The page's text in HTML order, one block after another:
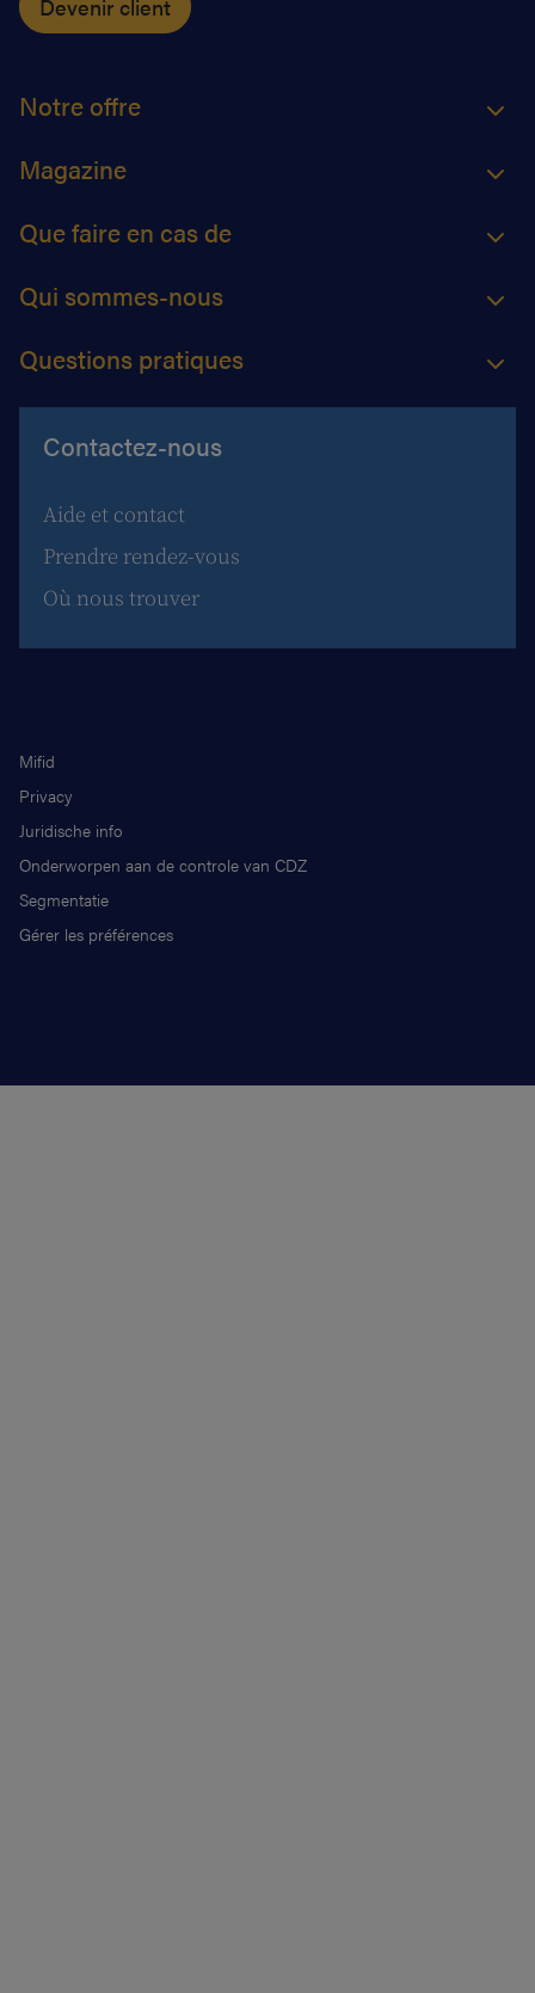
Devenir client
Notre offre
Magazine
Que faire en cas de
Qui sommes-nous
Questions pratiques
Contactez-nous
Aide et contact
Prendre rendez-vous
Où nous trouver
Mifid
Privacy
Juridische info
Onderworpen aan de controle van CDZ
Segmentatie
Gérer les préférences